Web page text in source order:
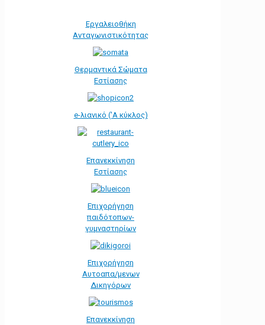
Εργαλειοθήκη
Ανταγωνιστικότητας
Θερμαντικά Σώματα
Εστίασης
e-λιανικό ('Α κύκλος)
Επανεκκίνηση
Εστίασης
Επιχορήγηση
παιδότοπων-
γυμναστηρίων
Επιχορήγηση
Αυτοαπα/μενων
Δικηγόρων
Επανεκκίνηση